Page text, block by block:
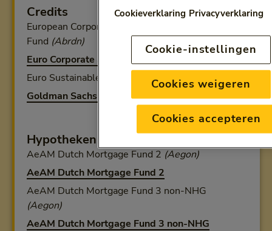
Credits
European Corporate Bond Sustainable Bond
Fund (Abrdn)
Euro Corporate Sustainable Bond Fund - D Acc EUR
Euro Sustainable Credit (ex-Financials)
(GSAM)
Goldman Sachs Euro Sustainable Credit (ex-
Hypotheken
AeAM Dutch Mortgage Fund 2 (Aegon)
AeAM Dutch Mortgage Fund 2
AeAM Dutch Mortgage Fund 3 non-NHG
(Aegon)
AeAM Dutch Mortgage Fund 3 non-NHG
Cookieverklaring Privacyverklaring
Cookie-instellingen
Cookies weigeren
Cookies accepteren